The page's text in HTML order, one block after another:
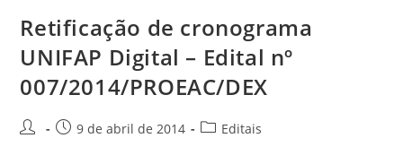
Retificação de cronograma
UNIFAP Digital – Edital nº
007/2014/PROEAC/DEX
9 de abril de 2014 Editais